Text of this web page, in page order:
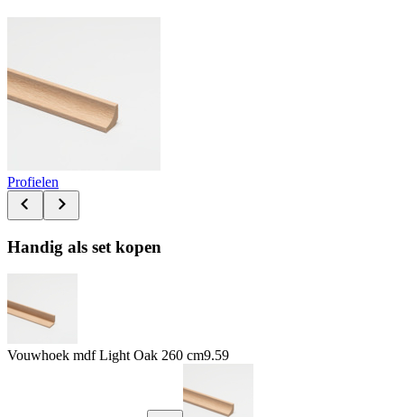
Profielen
Handig als set kopen
Vouwhoek mdf Light Oak 260 cm9.59